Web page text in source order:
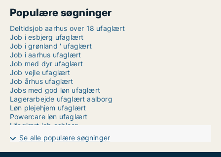
Populære søgninger
Deltidsjob aarhus over 18 ufaglært
Job i esbjerg ufaglært
Job i grønland ' ufaglært
Job i aarhus ufaglært
Job med dyr ufaglært
Job vejle ufaglært
Job århus ufaglært
Jobs med god løn ufaglært
Lagerarbejde ufaglært aalborg
Løn plejehjem ufaglært
Powercare løn ufaglært
Ufaglært job esbjerg
Ufaglært job korsør
Ufaglært job nykøbing f
Ufaglært job silkeborg
Se alle populære søgninger